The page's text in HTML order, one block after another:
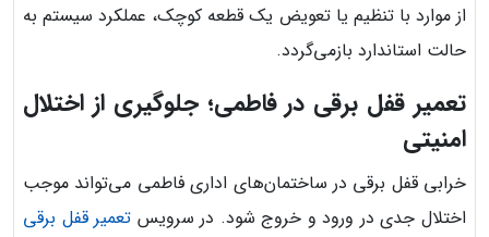
از موارد با تنظیم یا تعویض یک قطعه کوچک، عملکرد سیستم به
حالت استاندارد بازمی‌گردد.
تعمیر قفل برقی در فاطمی؛ جلوگیری از اختلال
امنیتی
خرابی قفل برقی در ساختمان‌های اداری فاطمی می‌تواند موجب
اختلال جدی در ورود و خروج شود. در سرویس تعمیر قفل برقی